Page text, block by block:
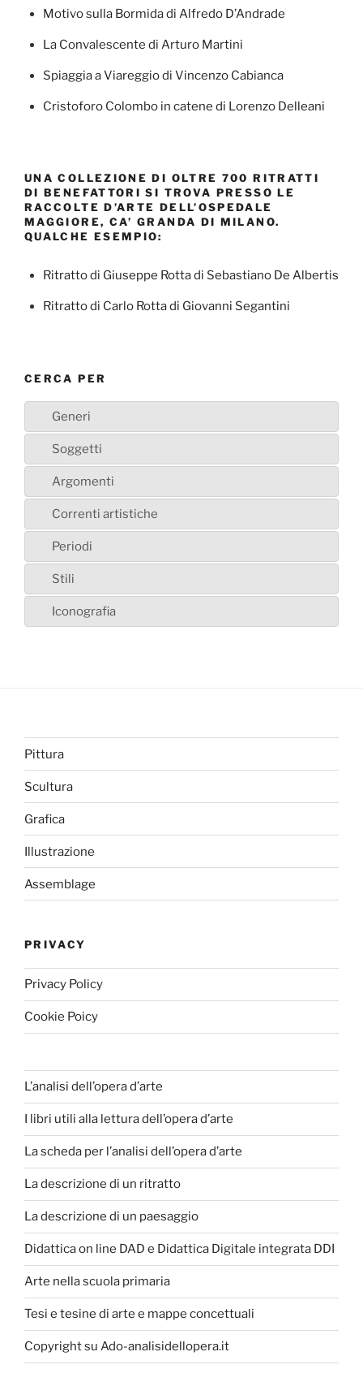
Motivo sulla Bormida di Alfredo D’Andrade
La Convalescente di Arturo Martini
Spiaggia a Viareggio di Vincenzo Cabianca
Cristoforo Colombo in catene di Lorenzo Delleani
UNA COLLEZIONE DI OLTRE 700 RITRATTI
DI BENEFATTORI SI TROVA PRESSO LE
RACCOLTE D’ARTE DELL’OSPEDALE
MAGGIORE, CA’ GRANDA DI MILANO.
QUALCHE ESEMPIO:
Ritratto di Giuseppe Rotta di Sebastiano De Albertis
Ritratto di Carlo Rotta di Giovanni Segantini
CERCA PER
Generi
Soggetti
Argomenti
Correnti artistiche
Periodi
Stili
Iconografia
Pittura
Scultura
Grafica
Illustrazione
Assemblage
PRIVACY
Privacy Policy
Cookie Poicy
L’analisi dell’opera d’arte
I libri utili alla lettura dell’opera d’arte
La scheda per l’analisi dell’opera d’arte
La descrizione di un ritratto
La descrizione di un paesaggio
Didattica on line DAD e Didattica Digitale integrata DDI
Arte nella scuola primaria
Tesi e tesine di arte e mappe concettuali
Copyright su Ado-analisidellopera.it